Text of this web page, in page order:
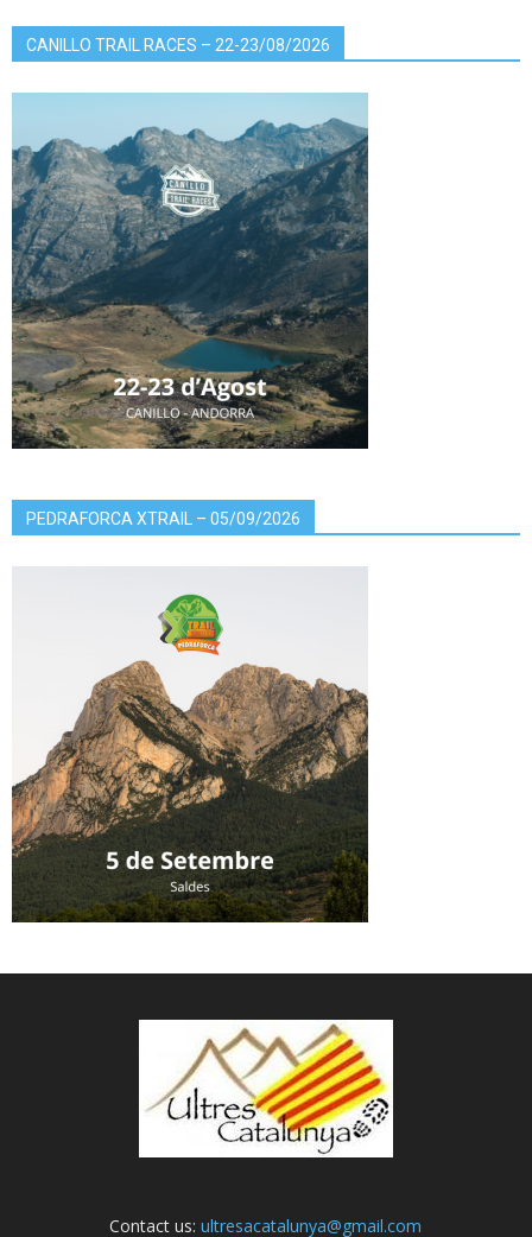
CANILLO TRAIL RACES – 22-23/08/2026
PEDRAFORCA XTRAIL – 05/09/2026
Contact us:ultresacatalunya@gmail.com